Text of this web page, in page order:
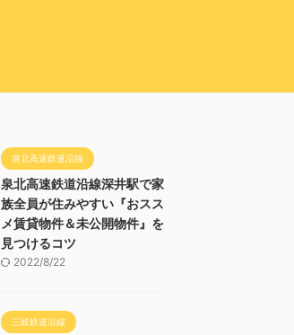
泉北高速鉄道沿線
泉北高速鉄道沿線深井駅で家
族全員が住みやすい『おスス
メ賃貸物件＆未公開物件』を
見つけるコツ
2022/8/22
三岐鉄道沿線